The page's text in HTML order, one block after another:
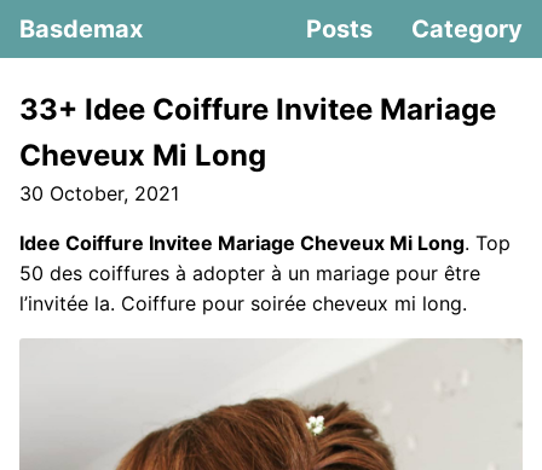
Basdemax Posts Category
33+ Idee Coiffure Invitee Mariage
Cheveux Mi Long
30 October, 2021
Idee Coiffure Invitee Mariage Cheveux Mi Long. Top
50 des coiffures à adopter à un mariage pour être
l’invitée la. Coiffure pour soirée cheveux mi long.